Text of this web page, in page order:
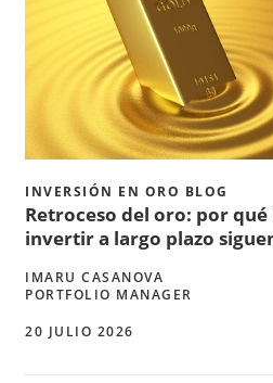
INVERSIÓN EN ORO BLOG
Retroceso del oro: por
invertir a largo plazo
IMARU CASANOVA
PORTFOLIO MANAGER
20 JULIO 2026